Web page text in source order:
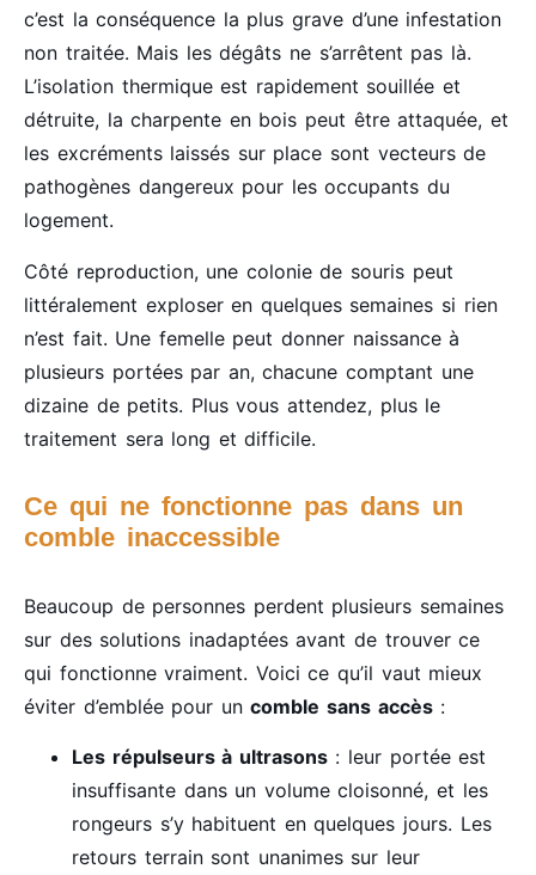
c’est la conséquence la plus grave d’une infestation
non traitée. Mais les dégâts ne s’arrêtent pas là.
L’isolation thermique est rapidement souillée et
détruite, la charpente en bois peut être attaquée, et
les excréments laissés sur place sont vecteurs de
pathogènes dangereux pour les occupants du
logement.
Côté reproduction, une colonie de souris peut
littéralement exploser en quelques semaines si rien
n’est fait. Une femelle peut donner naissance à
plusieurs portées par an, chacune comptant une
dizaine de petits. Plus vous attendez, plus le
traitement sera long et difficile.
Ce qui ne fonctionne pas dans un
comble inaccessible
Beaucoup de personnes perdent plusieurs semaines
sur des solutions inadaptées avant de trouver ce
qui fonctionne vraiment. Voici ce qu’il vaut mieux
éviter d’emblée pour uncomble sans accès:
Les répulseurs à ultrasons: leur portée est
insuffisante dans un volume cloisonné, et les
rongeurs s’y habituent en quelques jours. Les
retours terrain sont unanimes sur leur